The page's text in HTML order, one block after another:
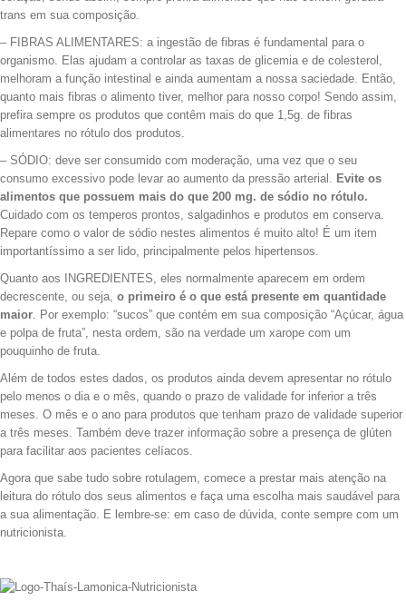
trans em sua composição.
– FIBRAS ALIMENTARES: a ingestão de fibras é fundamental para o
organismo. Elas ajudam a controlar as taxas de glicemia e de colesterol,
melhoram a função intestinal e ainda aumentam a nossa saciedade. Então,
quanto mais fibras o alimento tiver, melhor para nosso corpo! Sendo assim,
prefira sempre os produtos que contêm mais do que 1,5g. de fibras
alimentares no rótulo dos produtos.
– SÓDIO: deve ser consumido com moderação, uma vez que o seu
consumo excessivo pode levar ao aumento da pressão arterial. Evite os
alimentos que possuem mais do que 200 mg. de sódio no rótulo.
Cuidado com os temperos prontos, salgadinhos e produtos em conserva.
Repare como o valor de sódio nestes alimentos é muito alto! É um item
importantíssimo a ser lido, principalmente pelos hipertensos.
Quanto aos INGREDIENTES, eles normalmente aparecem em ordem
decrescente, ou seja, o primeiro é o que está presente em quantidade
maior. Por exemplo: “sucos” que contém em sua composição “Açúcar, água
e polpa de fruta”, nesta ordem, são na verdade um xarope com um
pouquinho de fruta.
Além de todos estes dados, os produtos ainda devem apresentar no rótulo
pelo menos o dia e o mês, quando o prazo de validade for inferior a três
meses. O mês e o ano para produtos que tenham prazo de validade superior
a três meses. Também deve trazer informação sobre a presença de glúten
para facilitar aos pacientes celíacos.
Agora que sabe tudo sobre rotulagem, comece a prestar mais atenção na
leitura do rótulo dos seus alimentos e faça uma escolha mais saudável para
a sua alimentação. E lembre-se: em caso de dúvida, conte sempre com um
nutricionista.